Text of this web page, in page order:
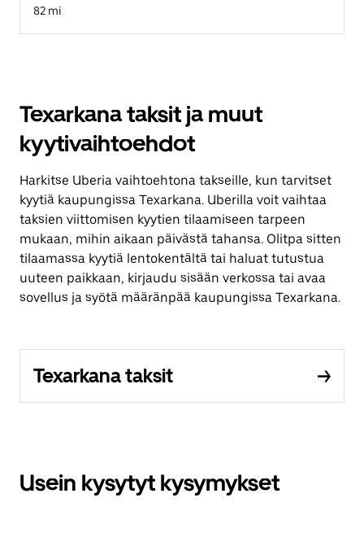
82 mi
Texarkana taksit ja muut
kyytivaihtoehdot
Harkitse Uberia vaihtoehtona takseille, kun tarvitset
kyytiä kaupungissa Texarkana. Uberilla voit vaihtaa
taksien viittomisen kyytien tilaamiseen tarpeen
mukaan, mihin aikaan päivästä tahansa. Olitpa sitten
tilaamassa kyytiä lentokentältä tai haluat tutustua
uuteen paikkaan, kirjaudu sisään verkossa tai avaa
sovellus ja syötä määränpää kaupungissa Texarkana.
Texarkana taksit
Usein kysytyt kysymykset